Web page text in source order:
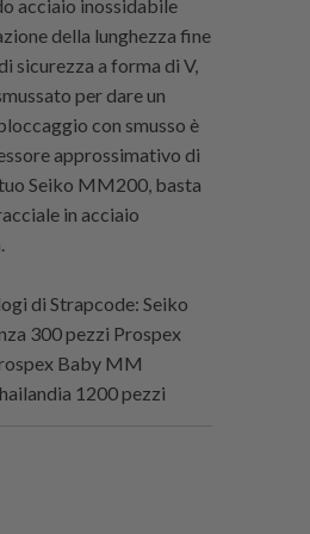
acciaio inossidabile
della lunghezza fine
sicurezza a forma di V,
per dare un
con smusso è
approssimativo di
Seiko MM200, basta
in acciaio
di Strapcode: Seiko
300 pezzi Prospex
Baby MM
1200 pezzi